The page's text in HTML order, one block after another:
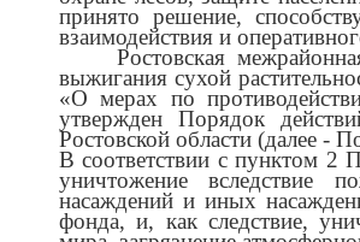
принято решение,
взаимодействия и
Ростовская
выжигания сухой
«О мерах по
утвержден Порядок
Ростовской области (далее -
В соответствии с пунктом 2
уничтожение вследствие
насаждений и иных
фонда, и, как следствие,